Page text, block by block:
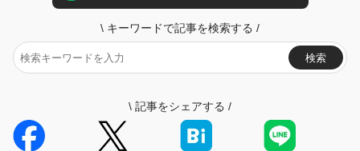
\ キーワードで記事を検索する /
検索
\ 記事をシェアする /